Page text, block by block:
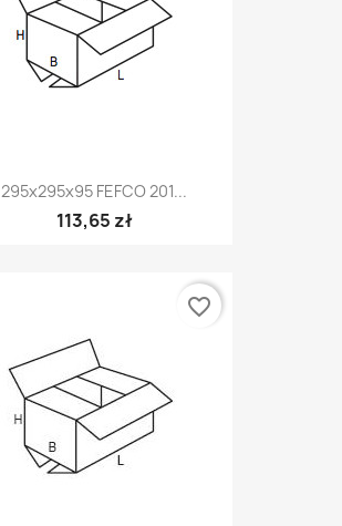
295x295x95 FEFCO 201...
113,65 zł
favorite_border